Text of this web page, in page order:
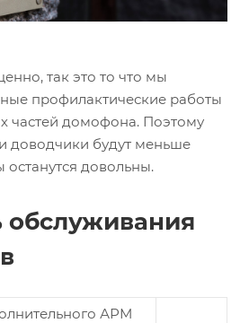
так это то что мы
профилактические работы
частей домофона. Поэтому
доводчики будут меньше
останутся довольны.
обслуживания
АРМ